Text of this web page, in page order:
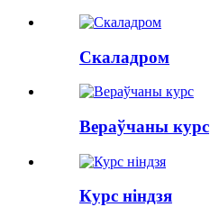
Скаладром
Вераўчаны курс
Курс ніндзя